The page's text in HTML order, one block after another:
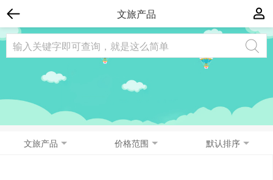
文旅产品
文旅产品 价格范围 默认排序